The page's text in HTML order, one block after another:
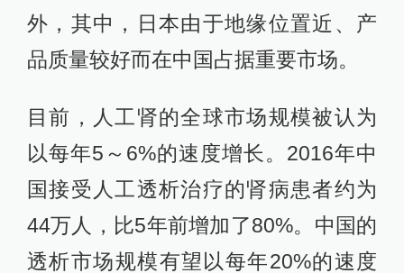
外，其中，日本由于地缘位置近、产
品质量较好而在中国占据重要市场。
目前，人工肾的全球市场规模被认为
以每年5～6%的速度增长。2016年中
国接受人工透析治疗的肾病患者约为
44万人，比5年前增加了80%。中国的
透析市场规模有望以每年20%的速度